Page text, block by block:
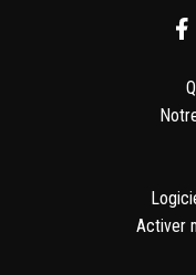
Activer